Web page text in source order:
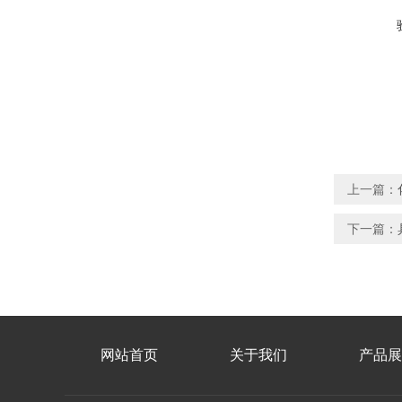
上一篇：
下一篇：
网站首页 关于我们 产品